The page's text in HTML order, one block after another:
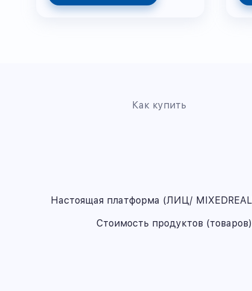
Как купить
Настоящая платформа (ЛИЦ/
Стоимость продуктов